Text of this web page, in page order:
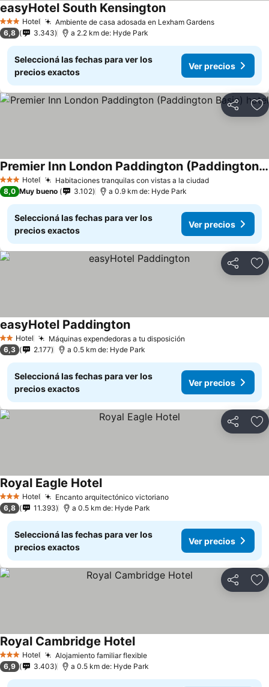
3 Estrellas
Hotel Ambiente de casa adosada en Lexham GardensVer precios
easyHotel South KensingtonVer precios
6,8 3.343 a 2.2 km de: Hyde Park
Seleccioná las fechas para ver los
precios exactos
Ver precios
Compartir
3 Estrellas
Hotel Habitaciones tranquilas con vistas a la ciudadVer precios
Premier Inn London Paddington (Paddington Basin) hotel
Ver precios
8,0 Muy bueno 3.102 a 0.9 km de: Hyde Park
Seleccioná las fechas para ver los
precios exactos
Ver precios
Compartir
2 Estrellas
Hotel Máquinas expendedoras a tu disposición
easyHotel PaddingtonVer precios
6,3 2.177 a 0.5 km de: Hyde Park
Seleccioná las fechas para ver los
precios exactos
Ver precios
Compartir
3 Estrellas
Hotel Encanto arquitectónico victorianoVer precios
Royal Eagle HotelVer precios
6,8 11.393 a 0.5 km de: Hyde Park
Seleccioná las fechas para ver los
precios exactos
Ver precios
Compartir
3 Estrellas
Hotel Alojamiento familiar flexibleVer precios
Royal Cambridge HotelVer precios
6,9 3.403 a 0.5 km de: Hyde Park